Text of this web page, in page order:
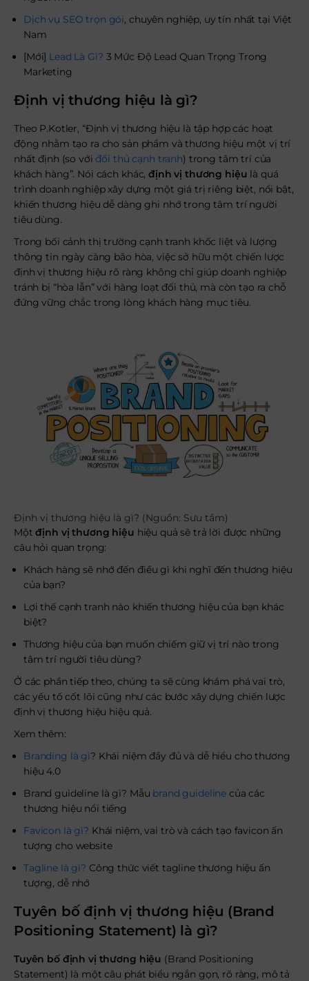
Dịch vụ SEO trọn gói, chuyên nghiệp, uy tín nhất tại Việt
Nam
[Mới] Lead Là Gì? 3 Mức Độ Lead Quan Trọng Trong
Marketing
Định vị thương hiệu là gì?
Theo P.Kotler, “Định vị thương hiệu là tập hợp các hoạt
động nhằm tạo ra cho sản phẩm và thương hiệu một vị trí
nhất định (so vớiđối thủ cạnh tranh) trong tâm trí của
khách hàng”. Nói cách khác,định vị thương hiệu là quá
trình doanh nghiệp xây dựng một giá trị riêng biệt, nổi bật,
khiến thương hiệu dễ dàng ghi nhớ trong tâm trí người
tiêu dùng.
Trong bối cảnh thị trường cạnh tranh khốc liệt và lượng
thông tin ngày càng bão hòa, việc sở hữu một chiến lược
định vị thương hiệu rõ ràng không chỉ giúp doanh nghiệp
tránh bị “hòa lẫn” với hàng loạt đối thủ, mà còn tạo ra chỗ
đứng vững chắc trong lòng khách hàng mục tiêu.
Định vị thương hiệu là gì? (Nguồn: Sưu tầm)
Mộtđịnh vị thương hiệu hiệu quả sẽ trả lời được những
câu hỏi quan trọng:
Khách hàng sẽ nhớ đến điều gì khi nghĩ đến thương hiệu
của bạn?
Lợi thế cạnh tranh nào khiến thương hiệu của bạn khác
biệt?
Thương hiệu của bạn muốn chiếm giữ vị trí nào trong
tâm trí người tiêu dùng?
Ở các phần tiếp theo, chúng ta sẽ cùng khám phá vai trò,
các yếu tố cốt lõi cũng như các bước xây dựng chiến lược
định vị thương hiệu hiệu quả.
Xem thêm:
Branding là gì? Khái niệm đầy đủ và dễ hiểu cho thương
hiệu 4.0
Brand guideline là gì? Mẫu brand guideline của các
thương hiệu nổi tiếng
Favicon là gì? Khái niệm, vai trò và cách tạo favicon ấn
tượng cho website
Tagline là gì? Công thức viết tagline thương hiệu ấn
tượng, dễ nhớ
Tuyên bố định vị thương hiệu (Brand
Positioning Statement) là gì?
Tuyên bố định vị thương hiệu (Brand Positioning
Statement) là một câu phát biểu ngắn gọn, rõ ràng, mô tả